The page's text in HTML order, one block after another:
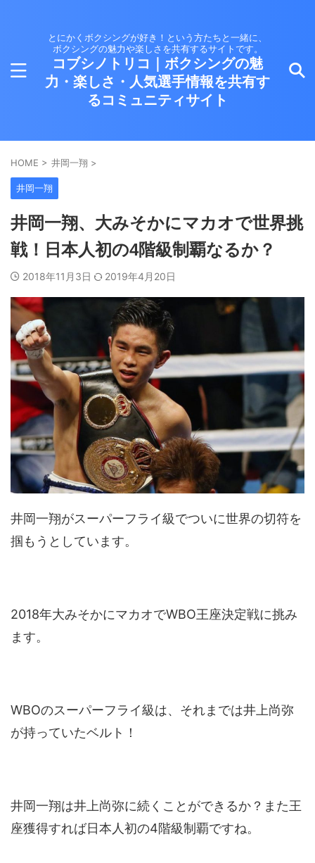
とにかくボクシングが好き！という方たちと一緒に、
ボクシングの魅力や楽しさを共有するサイトです。
コブシノトリコ｜ボクシングの魅
力・楽しさ・人気選手情報を共有す
るコミュニティサイト
HOME > 井岡一翔 >
井岡一翔
井岡一翔、大みそかにマカオで世界挑
戦！日本人初の4階級制覇なるか？
2018年11月3日 2019年4月20日
井岡一翔がスーパーフライ級でついに世界の切符を
掴もうとしています。
2018年大みそかにマカオでWBO王座決定戦に挑み
ます。
WBOのスーパーフライ級は、それまでは井上尚弥
が持っていたベルト！
井岡一翔は井上尚弥に続くことができるか？また王
座獲得すれば日本人初の4階級制覇ですね。